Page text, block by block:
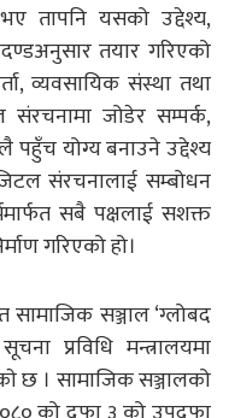
तापनि यसको उद्देश्य,
तयार गरिएको
व्यवसायिक संस्था तथा
संरचनामा जोडेर सम्पर्क,
योग्य बनाउने उद्देश्य
संरचनालाई सम्बोधन
सबै पक्षलाई सशक्त
गरिएको हो।
सामाजिक सञ्जाल ‘ग्लोबद
प्रविधि मन्त्रालयमा
। सामाजिक सञ्जालको